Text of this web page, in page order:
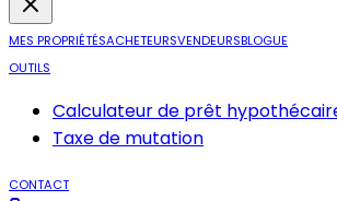
MES PROPRIÉTÉSACHETEURSVENDEURSBLOGUE
OUTILS
Calculateur de prêt
Taxe de mutation
CONTACT